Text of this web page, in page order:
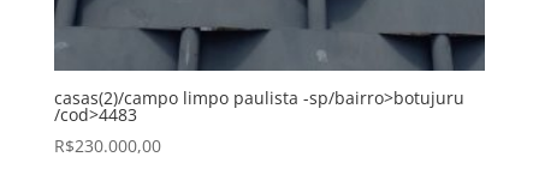
casas(2)/campo limpo paulista -sp/bairro>botujuru
/cod>4483
R$230.000,00